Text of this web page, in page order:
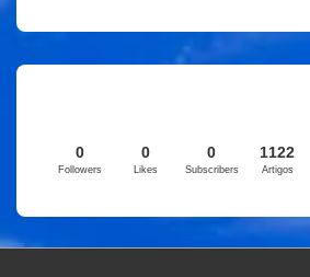
0
Followers
0
Likes
0
Subscribers
1122
Artigos